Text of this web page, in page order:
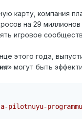
карту, компания
на 29
игровое
этого года,
» могут быть